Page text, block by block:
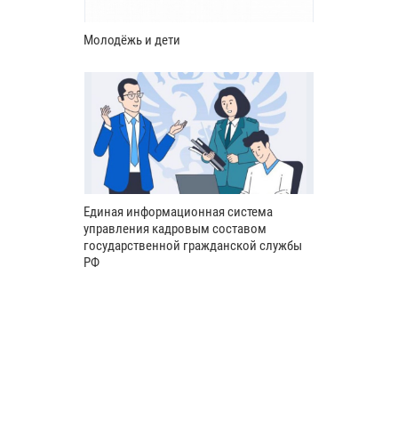
Молодёжь и дети
Единая информационная система
управления кадровым составом
государственной гражданской службы
РФ